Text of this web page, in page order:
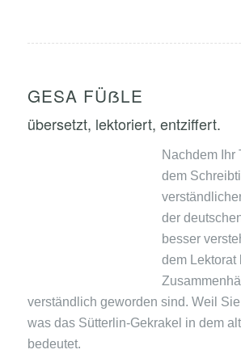
GESA FÜẞLE
übersetzt, lektoriert, entziffert.
Nachdem Ihr
dem
der
besser
dem Lektorat
verständlich geworden sind. Weil
was das Sütterlin-Gekrakel in dem
bedeutet.